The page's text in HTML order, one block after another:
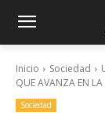
Inicio Sociedad
QUE AVANZA EN LA
Sociedad